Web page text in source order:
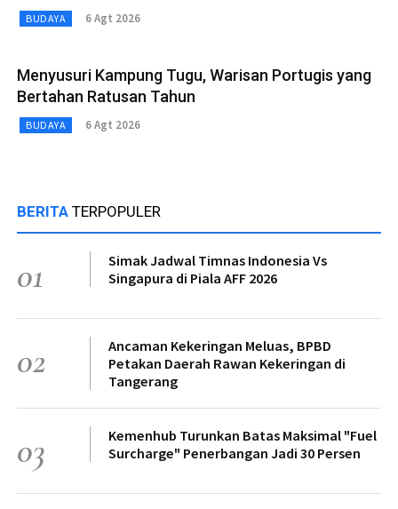
BUDAYA 6 Agt 2026
Menyusuri Kampung Tugu, Warisan Portugis yang
Bertahan Ratusan Tahun
BUDAYA 6 Agt 2026
BERITA TERPOPULER
01
Simak Jadwal Timnas Indonesia Vs
Singapura di Piala AFF 2026
02
Ancaman Kekeringan Meluas, BPBD
Petakan Daerah Rawan Kekeringan di
Tangerang
03
Kemenhub Turunkan Batas Maksimal "Fuel
Surcharge" Penerbangan Jadi 30 Persen